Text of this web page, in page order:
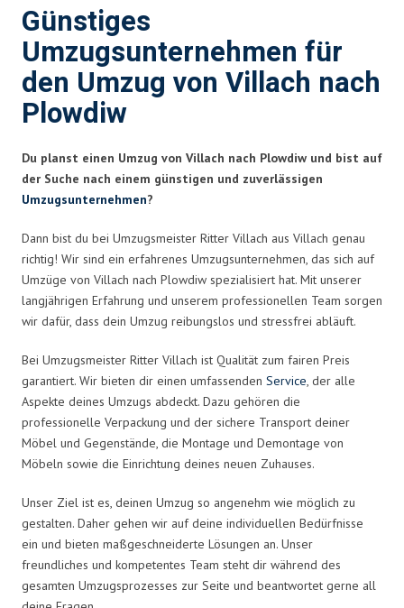
Günstiges
Umzugsunternehmen für
den Umzug von Villach nach
Plowdiw
Du planst einen Umzug von Villach nach Plowdiw und bist auf
der Suche nach einem günstigen und zuverlässigen
Umzugsunternehmen?
Dann bist du bei Umzugsmeister Ritter Villach aus Villach genau
richtig! Wir sind ein erfahrenes Umzugsunternehmen, das sich auf
Umzüge von Villach nach Plowdiw spezialisiert hat. Mit unserer
langjährigen Erfahrung und unserem professionellen Team sorgen
wir dafür, dass dein Umzug reibungslos und stressfrei abläuft.
Bei Umzugsmeister Ritter Villach ist Qualität zum fairen Preis
garantiert. Wir bieten dir einen umfassenden Service, der alle
Aspekte deines Umzugs abdeckt. Dazu gehören die
professionelle Verpackung und der sichere Transport deiner
Möbel und Gegenstände, die Montage und Demontage von
Möbeln sowie die Einrichtung deines neuen Zuhauses.
Unser Ziel ist es, deinen Umzug so angenehm wie möglich zu
gestalten. Daher gehen wir auf deine individuellen Bedürfnisse
ein und bieten maßgeschneiderte Lösungen an. Unser
freundliches und kompetentes Team steht dir während des
gesamten Umzugsprozesses zur Seite und beantwortet gerne all